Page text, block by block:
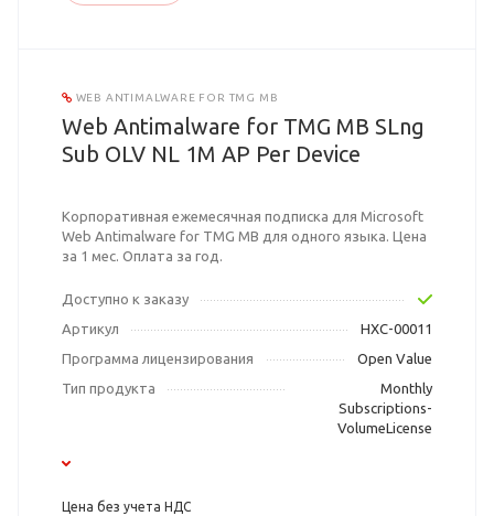
WEB ANTIMALWARE FOR TMG MB
Web Antimalware for TMG MB SLng
Sub OLV NL 1M AP Per Device
Корпоративная ежемесячная подписка для Microsoft
Web Antimalware for TMG MB для одного языка. Цена
за 1 мес. Оплата за год.
Доступно к заказу
Артикул
HXC-00011
Программа лицензирования
Open Value
Тип продукта
Monthly
Subscriptions-
VolumeLicense
Цена без учета НДС